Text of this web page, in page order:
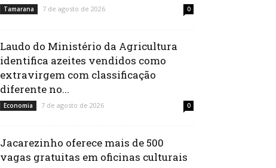
Tamarana 7 de agosto de 2026 0
Laudo do Ministério da Agricultura
identifica azeites vendidos como
extravirgem com classificação
diferente no...
Economia 7 de agosto de 2026 0
Jacarezinho oferece mais de 500
vagas gratuitas em oficinas culturais